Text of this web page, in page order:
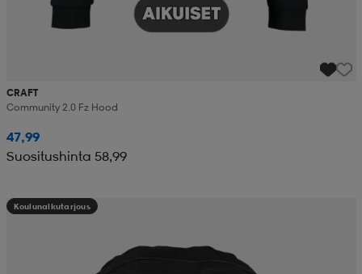
CRAFT
Community 2.0 Fz Hood
47,99
Suositushinta 58,99
Koulunalkutarjous